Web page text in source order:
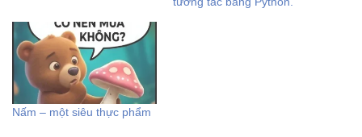
Nấm – một siêu thực phẩm